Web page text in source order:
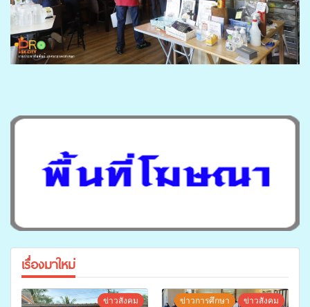
เรื่องมาใหม่
ข่าวสังคม ข่าวการศึกษา ข่าวสังคม